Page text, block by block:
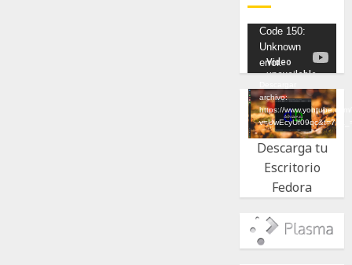
Reproductor
de
vídeo
Code 150:
Unknown
error.
archivo:
https://
Descarga tu
Escritorio
Fedora